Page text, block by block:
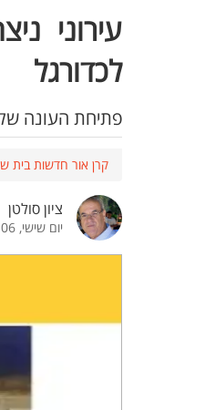
עירוני
לכדורגל
פתיחת העונה של
קרן אור חדשות בית
ציון סולטן
יום שישי, 06 בספטמבר 2024, 09:31
מצב שחור - לבן קביעת
גופן קריא
הדגשת קישורים